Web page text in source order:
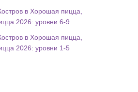
в Хорошая пицца,
2026: уровни 6-9
в Хорошая пицца,
2026: уровни 1-5